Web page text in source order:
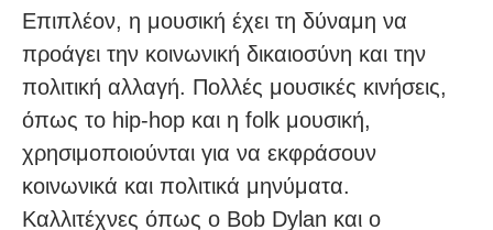
Επιπλέον, η μουσική έχει τη δύναμη να
προάγει την κοινωνική δικαιοσύνη και την
πολιτική αλλαγή. Πολλές μουσικές κινήσεις,
όπως το hip-hop και η folk μουσική,
χρησιμοποιούνται για να εκφράσουν
κοινωνικά και πολιτικά μηνύματα.
Καλλιτέχνες όπως ο Bob Dylan και ο